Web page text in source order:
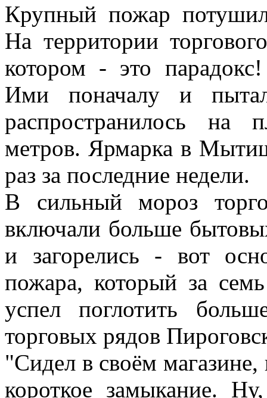
Крупный пожар
На территории
котором - это
Ими поначалу и
распространилось на
метров. Ярмарка в
раз за последние недели.
В сильный мороз
включали больше
и загорелись - вот
пожара, который за
успел поглотить
торговых рядов
"Сидел в своём
короткое замыкание.